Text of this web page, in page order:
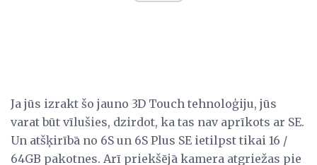
Ja jūs izrakt šo jauno 3D Touch tehnoloģiju, jūs
varat būt vīlušies, dzirdot, ka tas nav aprīkots ar SE.
Un atšķirībā no 6S un 6S Plus SE ietilpst tikai 16 /
64GB pakotnes. Arī priekšējā kamera atgriežas pie